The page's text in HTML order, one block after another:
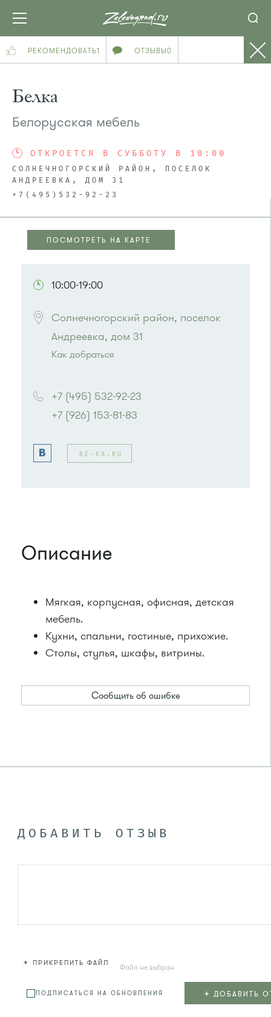
РЕКОМЕНДОВАТЬ1 ОТЗЫВЫ0
Белка
Белорусская мебель
ОТКРОЕТСЯ В СУББОТУ В 10:00
СОЛНЕЧНОГОРСКИЙ РАЙОН, ПОСЕЛОК
АНДРЕЕВКА, ДОМ 31
+7(495)532-92-23
ПОСМОТРЕТЬ НА КАРТЕ
10:00-19:00
Солнечногорский район, поселок
Андреевка, дом 31
Как добраться
Автобусы № 5, 15, 17, 20, 22, 32.
Маршрутка № 417м, 460м, 479м, 720м
или до остановки"Корпус 1602"
Маршрутка № 417м, 460м, 479м, 720м
+7 (495) 532-92-23
+7 (926) 153-81-83
BE-KA.RU
Описание
Мягкая, корпусная, офисная, детская
мебель.
Кухни, спальни, гостиные, прихожие.
Столы, стулья, шкафы, витрины.
Сообщить об ошибке
ДОБАВИТЬ ОТЗЫВ
+ ПРИКРЕПИТЬ ФАЙЛ Файл не выбран
ПОДПИСАТЬСЯ НА ОБНОВЛЕНИЯ + ДОБАВИТЬ